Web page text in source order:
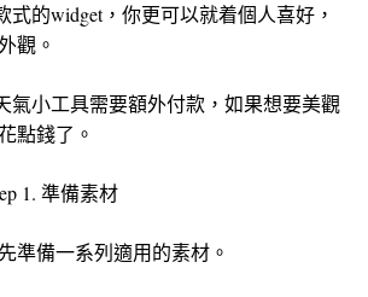
式的widget，你更可以就着個人喜好，
觀。
氣小工具需要額外付款，如果想要美觀
點錢了。
1. 準備素材
準備一系列適用的素材。